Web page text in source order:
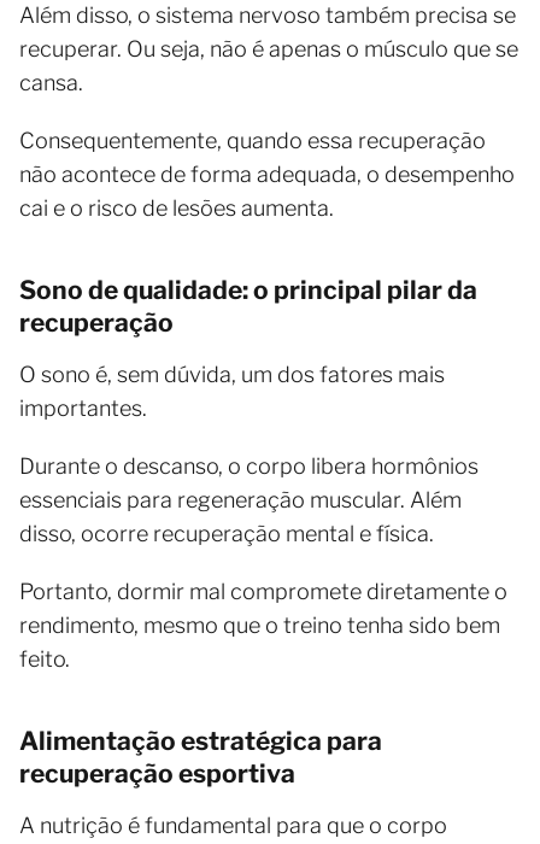
Além disso, o sistema nervoso também precisa se
recuperar. Ou seja, não é apenas o músculo que se
cansa.
Consequentemente, quando essa recuperação
não acontece de forma adequada, o desempenho
cai e o risco de lesões aumenta.
Sono de qualidade: o principal pilar da
recuperação
O sono é, sem dúvida, um dos fatores mais
importantes.
Durante o descanso, o corpo libera hormônios
essenciais para regeneração muscular. Além
disso, ocorre recuperação mental e física.
Portanto, dormir mal compromete diretamente o
rendimento, mesmo que o treino tenha sido bem
feito.
Alimentação estratégica para
recuperação esportiva
A nutrição é fundamental para que o corpo